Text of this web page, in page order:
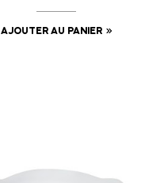
AJOUTER AU PANIER